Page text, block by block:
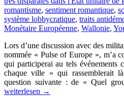
romantisme, sentiment romantique,
système lobbycratique, traits
Monétaire Européenne, Wallonie,
Lors d’une discussion avec des
nommée « Pulse of Europe », m’a
qui participerai au tels événements
chaque ville » qui rassemblerait
question suivante : de « Quel
weiterlesen →